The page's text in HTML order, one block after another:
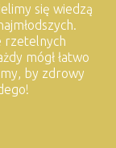
się wiedzą
rzetelnych
mógł łatwo
by zdrowy